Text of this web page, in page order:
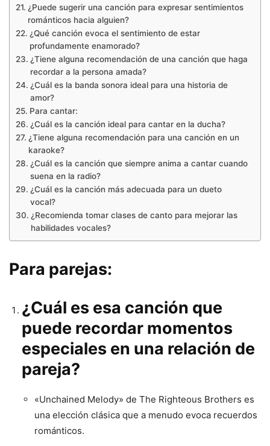
¿Puede sugerir una canción para expresar sentimientos
románticos hacia alguien?
¿Qué canción evoca el sentimiento de estar
profundamente enamorado?
¿Tiene alguna recomendación de una canción que haga
recordar a la persona amada?
¿Cuál es la banda sonora ideal para una historia de
amor?
Para cantar:
¿Cuál es la canción ideal para cantar en la ducha?
¿Tiene alguna recomendación para una canción en un
karaoke?
¿Cuál es la canción que siempre anima a cantar cuando
suena en la radio?
¿Cuál es la canción más adecuada para un dueto
vocal?
¿Recomienda tomar clases de canto para mejorar las
habilidades vocales?
Para parejas:
¿Cuál es esa canción que
puede recordar momentos
especiales en una relación de
pareja?
«Unchained Melody» de The Righteous Brothers es
una elección clásica que a menudo evoca recuerdos
románticos.